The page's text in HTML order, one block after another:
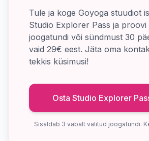
Tule ja koge Goyoga stuudiot
Studio Explorer Pass ja proovi
joogatundi või sündmust 30
vaid 29€ eest. Jäta oma
tekkis küsimusi!
Osta Studio Explorer
Sisaldab 3 vabalt valitud joogatundi.